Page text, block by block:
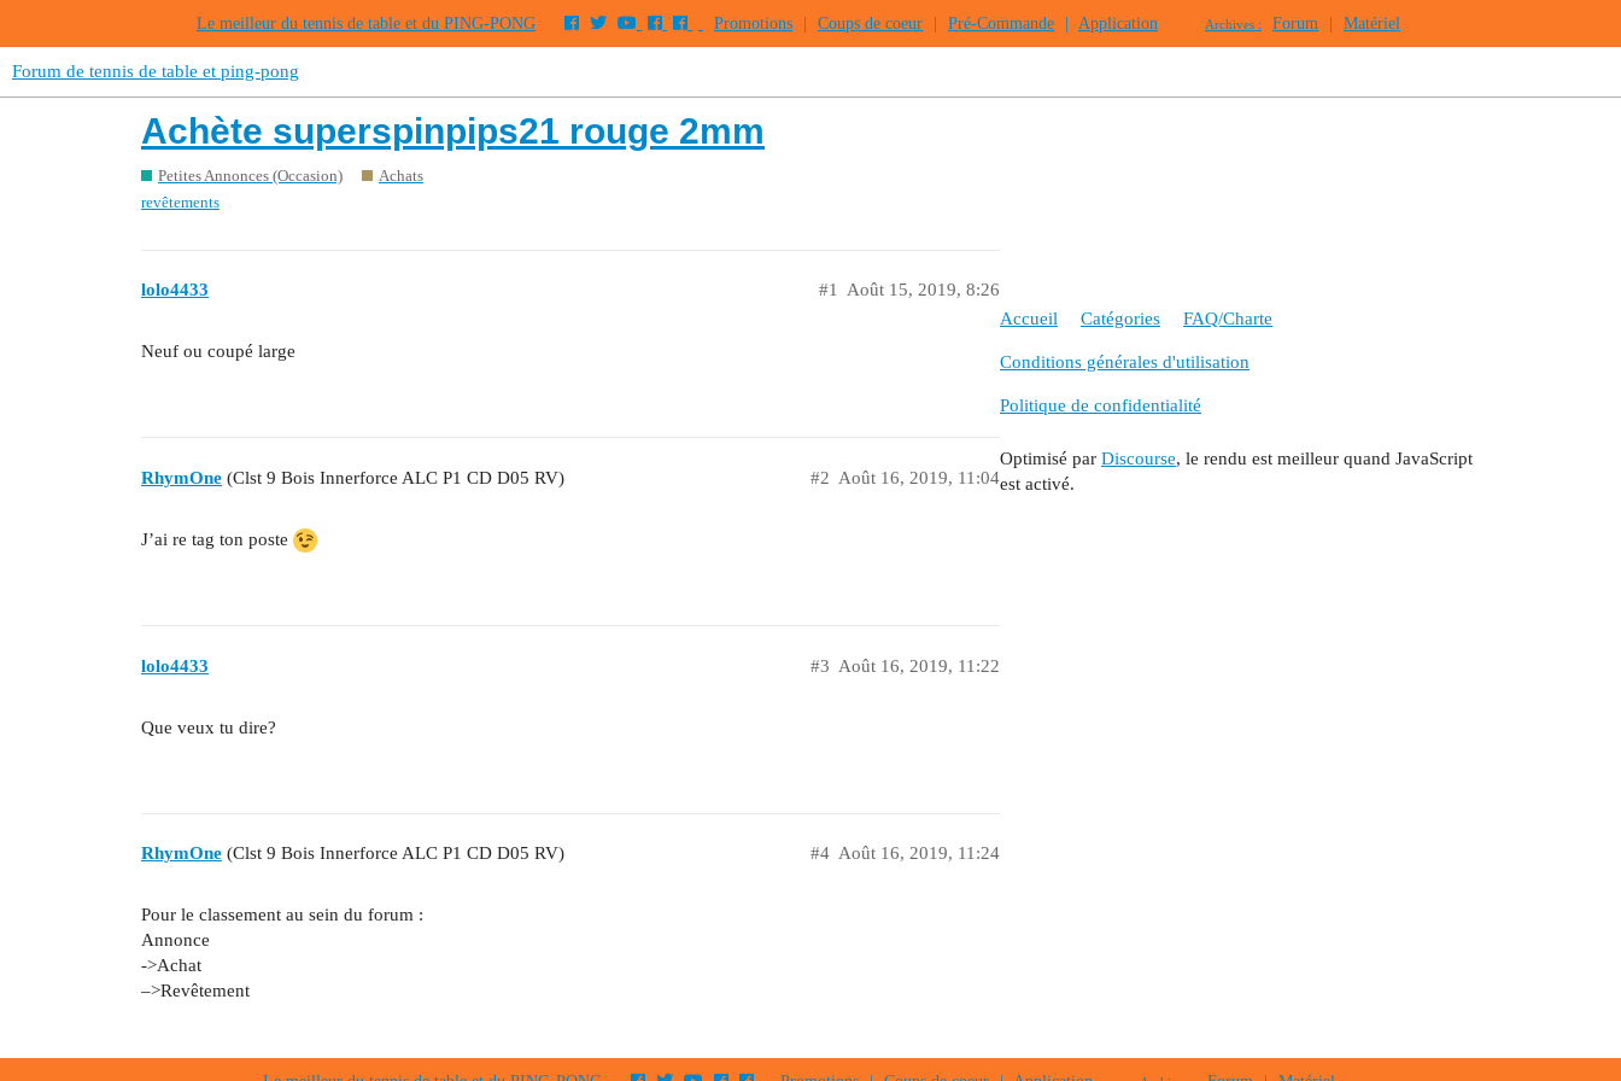
Le meilleur du tennis de table et du PING-PONG Promotions Coups de coeur Pré-Commande Application Archives : Forum Matériel
Forum de tennis de table et ping-pong
Achète superspinpips21 rouge 2mm
Petites Annonces (Occasion)
Achats
revêtements
lolo4433 Août 15, 2019, 8:26
#1
Neuf ou coupé large
RhymOne (Clst 9 Bois Innerforce ALC P1 CD D05 RV) Août 16, 2019, 11:04
#2
J’ai re tag ton poste
lolo4433 Août 16, 2019, 11:22
#3
Que veux tu dire?
RhymOne (Clst 9 Bois Innerforce ALC P1 CD D05 RV) Août 16, 2019, 11:24
#4
Pour le classement au sein du forum :
Annonce
->Achat
–>Revêtement
Accueil Catégories FAQ/Charte
Conditions générales d'utilisation
Politique de confidentialité
Optimisé par Discourse, le rendu est meilleur quand JavaScript
est activé.